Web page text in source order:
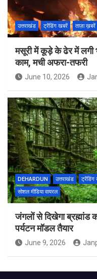
उत्तराखंड ट्रेंडिंग खबरें ताज़ा ख़बरें
मसूरी में कूड़े के ढेर में लगी
काम, मची अफरा-तफरी
June 10, 2026
DEHARDUN उत्तराखंड ट्रेंडिंग
सोशल मीडिया वायरल
जंगलों से दिखेगा ब्रह्मांड
पर्यटन मॉडल तैयार
June 9, 2026